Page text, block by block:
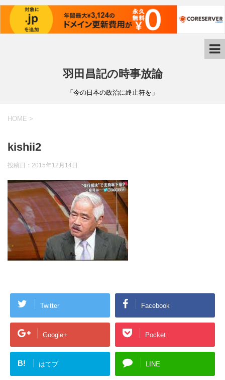
羽田昌記の時事放論
「今の日本の政治に終止符を」
HOME >
kishii2
投稿日： 2015年12月14日
Twitter Facebook
Google+ Pocket
B! はてブ LINE